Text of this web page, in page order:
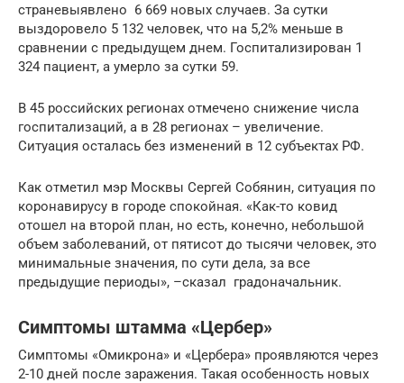
страневыявлено 6 669 новых случаев. За сутки
выздоровело 5 132 человек, что на 5,2% меньше в
сравнении с предыдущем днем. Госпитализирован 1
324 пациент, а умерло за сутки 59.
В 45 российских регионах отмечено снижение числа
госпитализаций, а в 28 регионах – увеличение.
Ситуация осталась без изменений в 12 субъектах РФ.
Как отметил мэр Москвы Сергей Собянин, ситуация по
коронавирусу в городе спокойная. «Как-то ковид
отошел на второй план, но есть, конечно, небольшой
объем заболеваний, от пятисот до тысячи человек, это
минимальные значения, по сути дела, за все
предыдущие периоды», –сказал градоначальник.
Симптомы штамма «Цербер»
Симптомы «Омикрона» и «Цербера» проявляются через
2-10 дней после заражения. Такая особенность новых